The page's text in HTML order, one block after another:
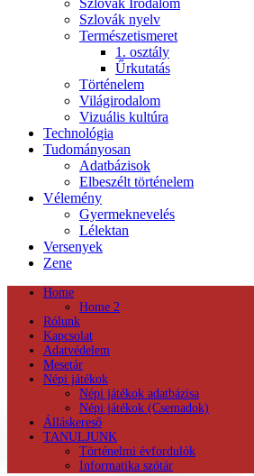
Szlovák Irodalom
Szlovák nyelv
Természetismeret
1. osztály
Űrkutatás
Történelem
Világirodalom
Vizuális kultúra
Technológia
Tudományosan
Adatbázisok
Elbeszélt történelem
Vélemény
Gyermeknevelés
Lélektan
Versenyek
Zene
Home
Home 2
Rólunk
Kapcsolat
Adatvédelem
Mesetár
Népi játékok
Népi játékok adatbázisa
Népi játékok (Csemadok)
Álláskereső
TANULJUNK
Történelmi évfordulók
Informatika szótár